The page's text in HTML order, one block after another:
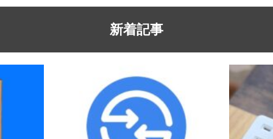
新着記事